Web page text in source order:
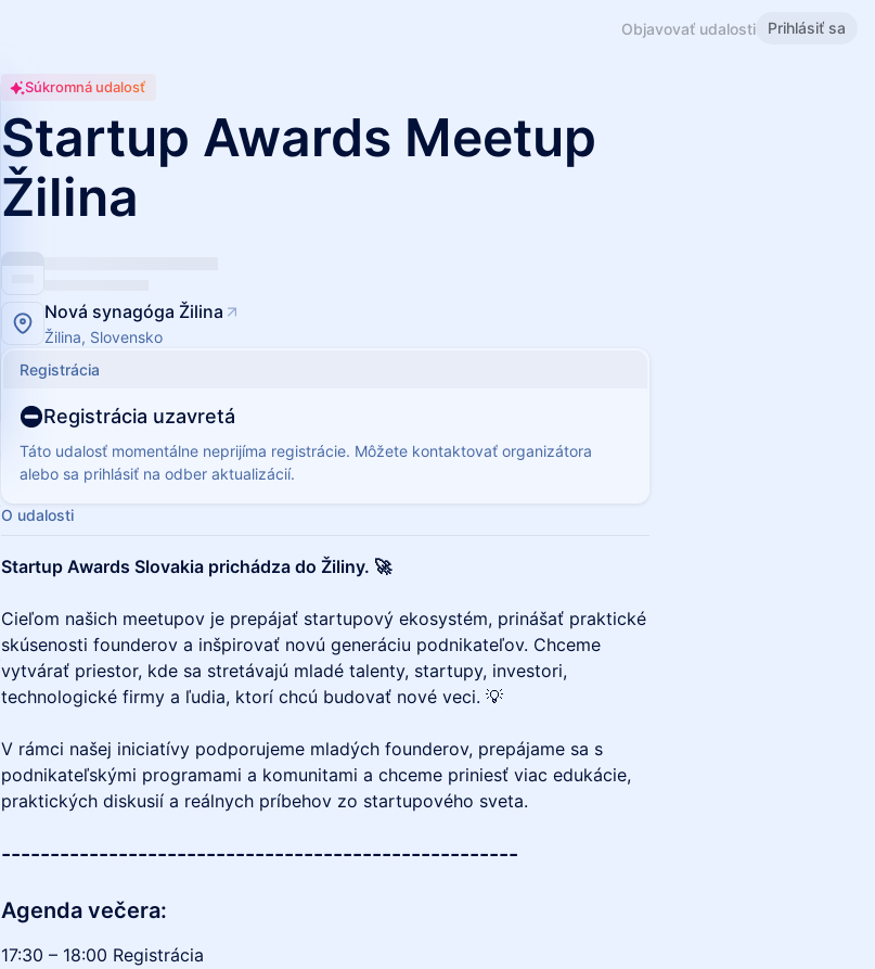
Objavovať udalosti Prihlásiť sa
Súkromná udalosť
Startup Awards Meetup
Žilina
Nová synagóga Žilina
Žilina, Slovensko
Registrácia
Registrácia uzavretá
Táto udalosť momentálne neprijíma registrácie. Môžete kontaktovať organizátora
alebo sa prihlásiť na odber aktualizácií.
O udalosti
Startup Awards Slovakia prichádza do Žiliny. 🚀
Cieľom našich meetupov je prepájať startupový ekosystém, prinášať praktické
skúsenosti founderov a inšpirovať novú generáciu podnikateľov. Chceme
vytvárať priestor, kde sa stretávajú mladé talenty, startupy, investori,
technologické firmy a ľudia, ktorí chcú budovať nové veci. 💡
V rámci našej iniciatívy podporujeme mladých founderov, prepájame sa s
podnikateľskými programami a komunitami a chceme priniesť viac edukácie,
praktických diskusií a reálnych príbehov zo startupového sveta.
-----------------------------------------------------
Agenda večera:
17:30 – 18:00 Registrácia